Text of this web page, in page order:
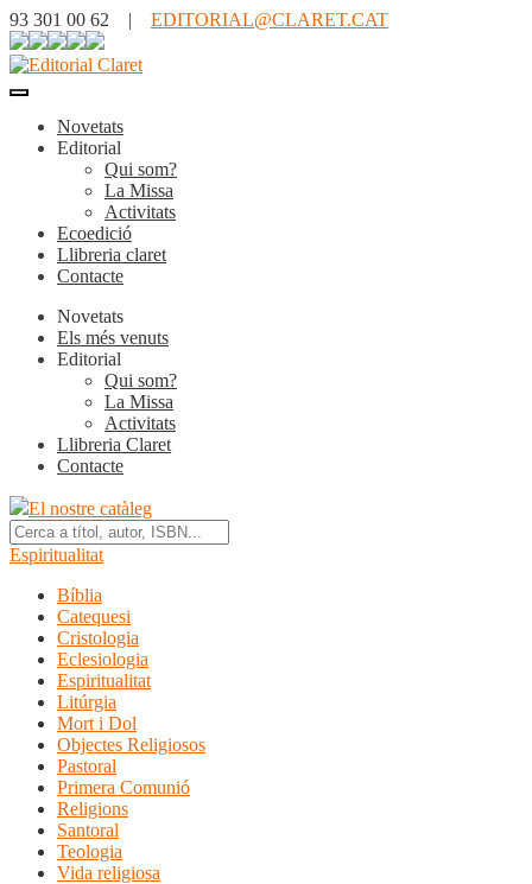
93 301 00 62 | EDITORIAL@CLARET.CAT
Novetats
Editorial
Qui som?
La Missa
Activitats
Ecoedició
Llibreria claret
Contacte
Novetats
Els més venuts
Editorial
Qui som?
La Missa
Activitats
Llibreria Claret
Contacte
El nostre catàleg
Espiritualitat
Bíblia
Catequesi
Cristologia
Eclesiologia
Espiritualitat
Litúrgia
Mort i Dol
Objectes Religiosos
Pastoral
Primera Comunió
Religions
Santoral
Teologia
Vida religiosa